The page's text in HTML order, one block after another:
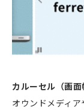
カルーセル（画面
オウンドメディア